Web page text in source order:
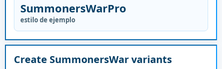
SummonersWarPro
estilo de ejemplo
Create SummonersWar variants